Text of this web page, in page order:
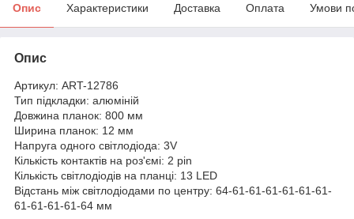
Опис Характеристики Доставка Оплата Умови
Опис
Артикул: ART-12786
Тип підкладки: алюміній
Довжина планок: 800 мм
Ширина планок: 12 мм
Напруга одного світлодіода: 3V
Кількість контактів на роз'ємі: 2 pin
Кількість світлодіодів на планці: 13 LED
Відстань між світлодіодами по центру: 64-61-61-61-61-61-61-
61-61-61-61-64 мм